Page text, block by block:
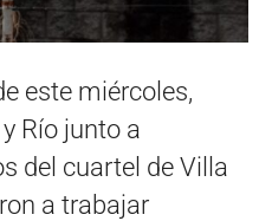
este miércoles,
Río junto a
del cuartel de Villa
a trabajar